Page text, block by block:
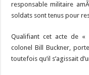
responsable militaire
soldats sont tenus pour
Qualifiant cet acte de
colonel Bill Buckner,
toutefois qu’il s’agissait